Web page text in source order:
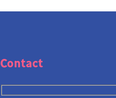
Contact